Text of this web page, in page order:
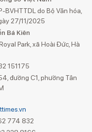
BVHTTDL do Bộ Văn hóa,
27/11/2025
Bá Kiên
Park, xã Hoài Đức, Hà
151175
đường C1, phường Tân
774 832